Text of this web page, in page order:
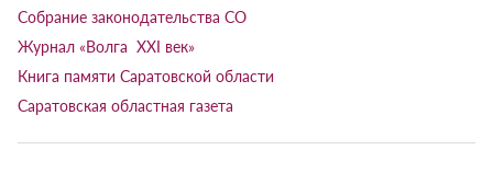
Собрание законодательства СО
Журнал «Волга XXI век»
Книга памяти Саратовской области
Саратовская областная газета